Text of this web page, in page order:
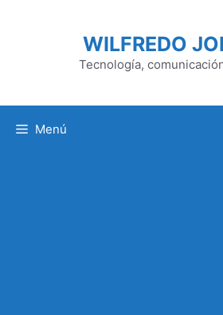
WILFREDO
Tecnología,
Menú